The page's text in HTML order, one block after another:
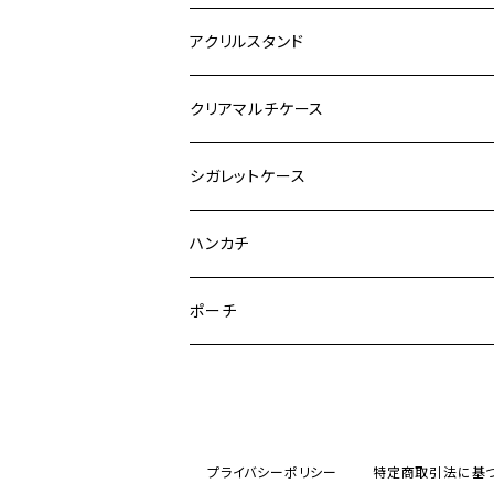
アクリルスタンド
クリアマルチケース
シガレットケース
ハンカチ
ポーチ
プライバシーポリシー 特定商取引法に基